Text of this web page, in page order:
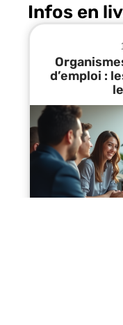
Infos en
d’emploi :